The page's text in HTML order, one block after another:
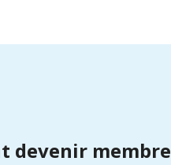
devenir membre